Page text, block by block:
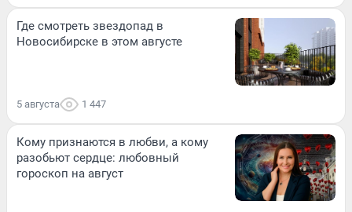
Где смотреть звездопад в
Новосибирске в этом августе
5 августа 1 447
Кому признаются в любви, а кому
разобьют сердце: любовный
гороскоп на август